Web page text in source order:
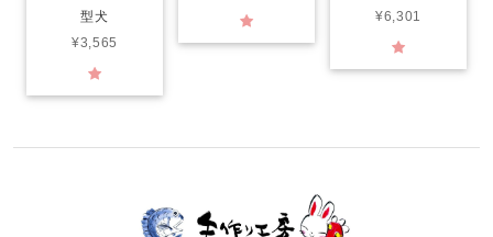
型犬
¥3,565
¥6,301